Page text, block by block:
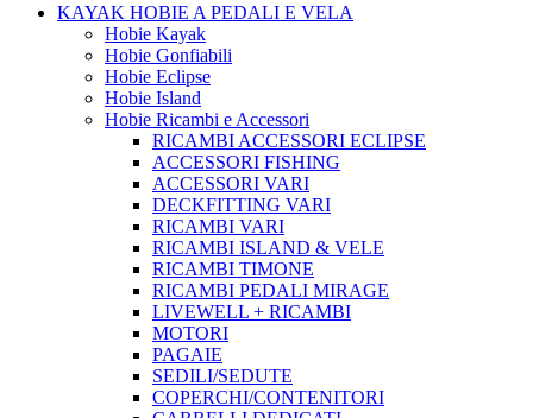
KAYAK HOBIE A PEDALI E VELA
Hobie Kayak
Hobie Gonfiabili
Hobie Eclipse
Hobie Island
Hobie Ricambi e Accessori
RICAMBI ACCESSORI ECLIPSE
ACCESSORI FISHING
ACCESSORI VARI
DECKFITTING VARI
RICAMBI VARI
RICAMBI ISLAND & VELE
RICAMBI TIMONE
RICAMBI PEDALI MIRAGE
LIVEWELL + RICAMBI
MOTORI
PAGAIE
SEDILI/SEDUTE
COPERCHI/CONTENITORI